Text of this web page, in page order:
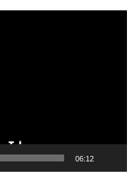
06:12